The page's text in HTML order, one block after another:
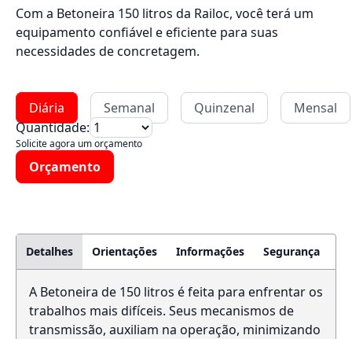
Com a Betoneira 150 litros da Railoc, você terá um
equipamento confiável e eficiente para suas
necessidades de concretagem.
Diária Semanal Quinzenal
Mensal
Quantidade:
Solicite agora um orçamento
Orçamento
Detalhes Orientações Informações Segurança
A Betoneira de 150 litros é feita para enfrentar os
trabalhos mais difíceis. Seus mecanismos de
transmissão, auxiliam na operação, minimizando